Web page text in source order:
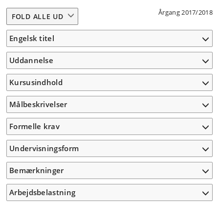
Årgang 2017/2018
FOLD ALLE UD
Engelsk titel
Uddannelse
Kursusindhold
Målbeskrivelser
Formelle krav
Undervisningsform
Bemærkninger
Arbejdsbelastning